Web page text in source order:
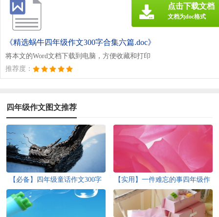
《精选蜗牛四年级作文300字合集六篇.doc》
将本文的Word文档下载到电脑，方便收藏和打印
推荐度：
点击下载文档
文档为doc格式
四年级作文图文推荐
【必备】四年级童话作文300字
集锦10篇
【实用】一件难忘的事四年级作
文300字3篇